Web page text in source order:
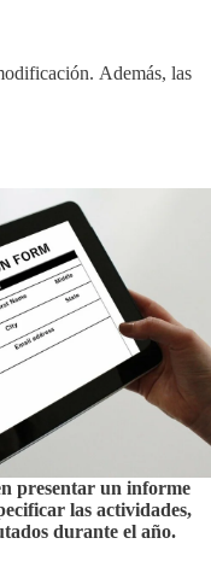
Además, las
presentar un informe
las actividades,
durante el año.